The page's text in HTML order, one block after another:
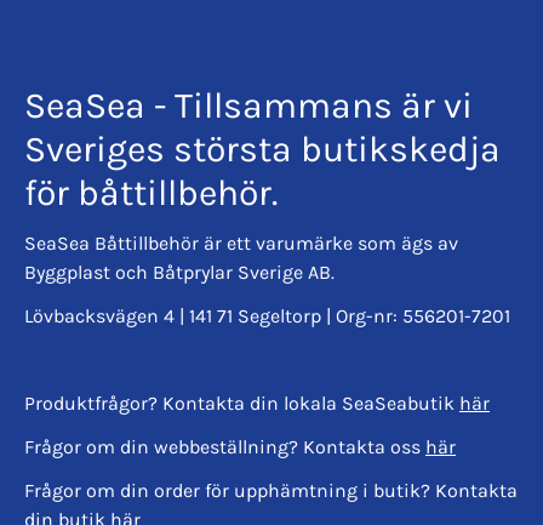
SeaSea - Tillsammans är vi
Sveriges största butikskedja
för båttillbehör.
SeaSea Båttillbehör är ett varumärke som ägs av
Byggplast och Båtprylar Sverige AB.
Lövbacksvägen 4 | 141 71 Segeltorp | Org-nr: 556201-7201
Produktfrågor? Kontakta din lokala SeaSeabutik här
Frågor om din webbeställning? Kontakta oss här
Frågor om din order för upphämtning i butik? Kontakta
din butik här